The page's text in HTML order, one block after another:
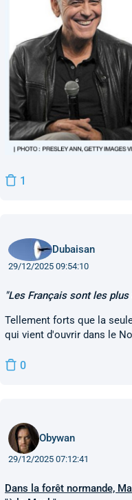
1
Dubaisan
29/12/2025 09:54:10
"Les Français sont les
Tellement forts que la
qui vient d'ouvrir dans le
0
Obywan
29/12/2025 07:12:41
Dans la forêt normande,